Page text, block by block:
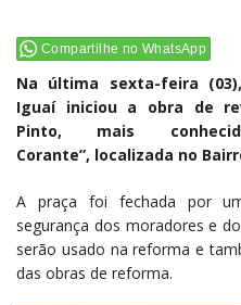
Compartilhe no WhatsApp
Na última sexta-feira
Iguaí iniciou a obra de
Pinto, mais
Corante”, localizada no
A praça foi fechada por
segurança dos moradores e
serão usado na reforma e
das obras de reforma.